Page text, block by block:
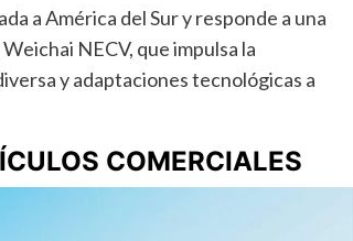
a América del Sur y responde a una
NECV, que impulsa la
y adaptaciones tecnológicas a
COMERCIALES